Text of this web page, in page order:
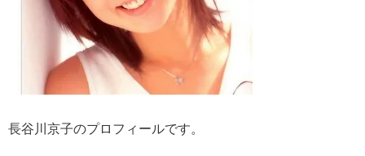
長谷川京子のプロフィールです。